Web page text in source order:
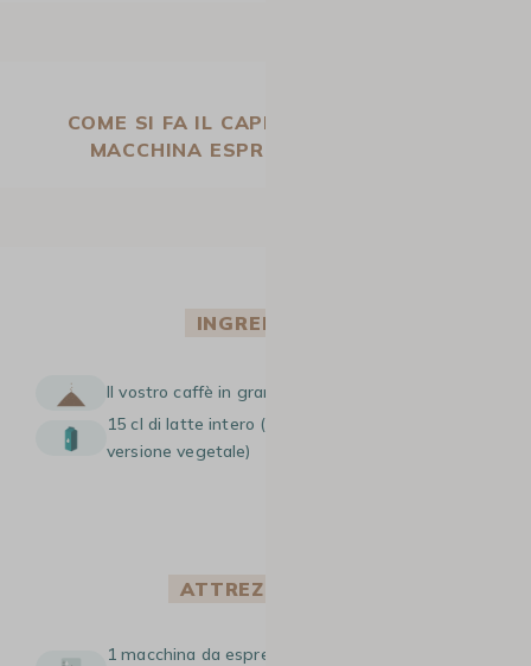
COME SI FA IL CAPPUCCINO CON UNA
MACCHINA ESPRESSO MANUALE?
INGREDIENTI
Il vostro caffè in grani preferito
15 cl di latte intero (o latte di avena, per la
versione vegetale)
ATTREZZATURA
1 macchina da espresso manuale con lancia